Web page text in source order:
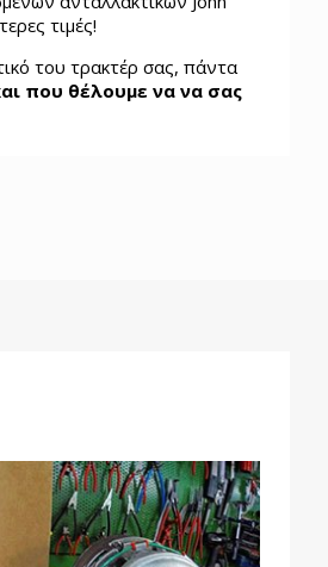
τιμές!
του τρακτέρ σας, πάντα
που θέλουμε να να σας